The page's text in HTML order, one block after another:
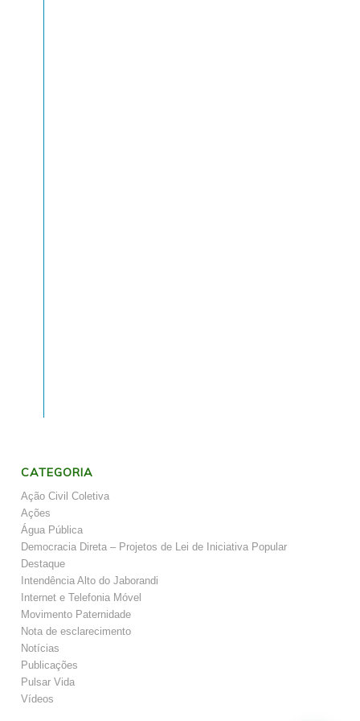
CATEGORIA
Ação Civil Coletiva
Ações
Água Pública
Democracia Direta – Projetos de Lei de Iniciativa Popular
Destaque
Intendência Alto do Jaborandi
Internet e Telefonia Móvel
Movimento Paternidade
Nota de esclarecimento
Notícias
Publicações
Pulsar Vida
Vídeos